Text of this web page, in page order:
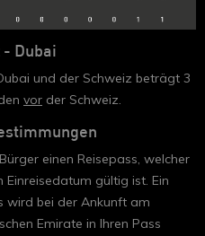
- Dubai
und der Schweiz beträgt 3
vor der Schweiz.
einen Reisepass, welcher
gültig ist. Ein
wird bei der Ankunft am
Emirate in Ihren Pass